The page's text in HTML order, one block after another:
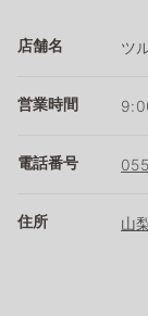
店舗名 ツ
営業時間
電話番号
住所 山